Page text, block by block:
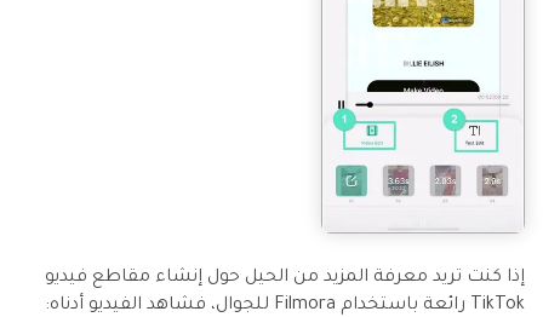
إذا كنت تريد معرفة المزيد من الحيل حول إنشاء مقاطع فيديو
TikTok رائعة باستخدام Filmora للجوال، فشاهد الفيديو أدناه: